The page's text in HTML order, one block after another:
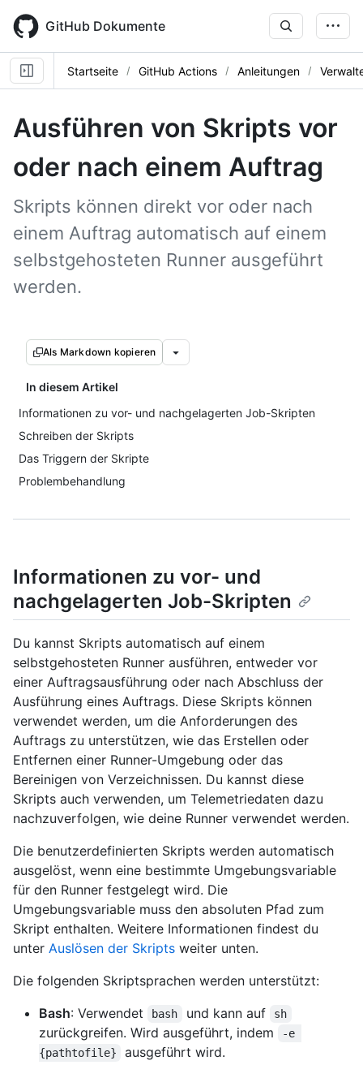
main
content
GitHub Dokumente
Startseite GitHub Actions Anleitungen
Ausführen von Skripts vor
oder nach einem Auftrag
Skripts können direkt vor oder nach
einem Auftrag automatisch auf einem
selbstgehosteten Runner ausgeführt
werden.
Als Markdown kopieren
In diesem Artikel
Informationen zu vor- und nachgelagerten Job-Skripten
Schreiben der Skripts
Das Triggern der Skripte
Problembehandlung
Informationen zu vor- und
nachgelagerten Job-Skripten
Du kannst Skripts automatisch auf einem
selbstgehosteten Runner ausführen, entweder vor
einer Auftragsausführung oder nach Abschluss der
Ausführung eines Auftrags. Diese Skripts können
verwendet werden, um die Anforderungen des
Auftrags zu unterstützen, wie das Erstellen oder
Entfernen einer Runner-Umgebung oder das
Bereinigen von Verzeichnissen. Du kannst diese
Skripts auch verwenden, um Telemetriedaten dazu
nachzuverfolgen, wie deine Runner verwendet werden.
Die benutzerdefinierten Skripts werden automatisch
ausgelöst, wenn eine bestimmte Umgebungsvariable
für den Runner festgelegt wird. Die
Umgebungsvariable muss den absoluten Pfad zum
Skript enthalten. Weitere Informationen findest du
unter Auslösen der Skripts weiter unten.
Die folgenden Skriptsprachen werden unterstützt:
Bash: Verwendet bash und kann auf sh
zurückgreifen. Wird ausgeführt, indem
-e
{pathtofile}
ausgeführt wird.